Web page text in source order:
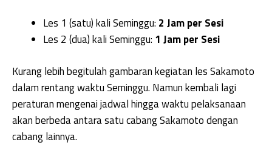
Les 1 (satu) kali Seminggu: 2 Jam per Sesi
Les 2 (dua) kali Seminggu: 1 Jam per Sesi
Kurang lebih begitulah gambaran kegiatan les Sakamoto
dalam rentang waktu Seminggu. Namun kembali lagi
peraturan mengenai jadwal hingga waktu pelaksanaan
akan berbeda antara satu cabang Sakamoto dengan
cabang lainnya.